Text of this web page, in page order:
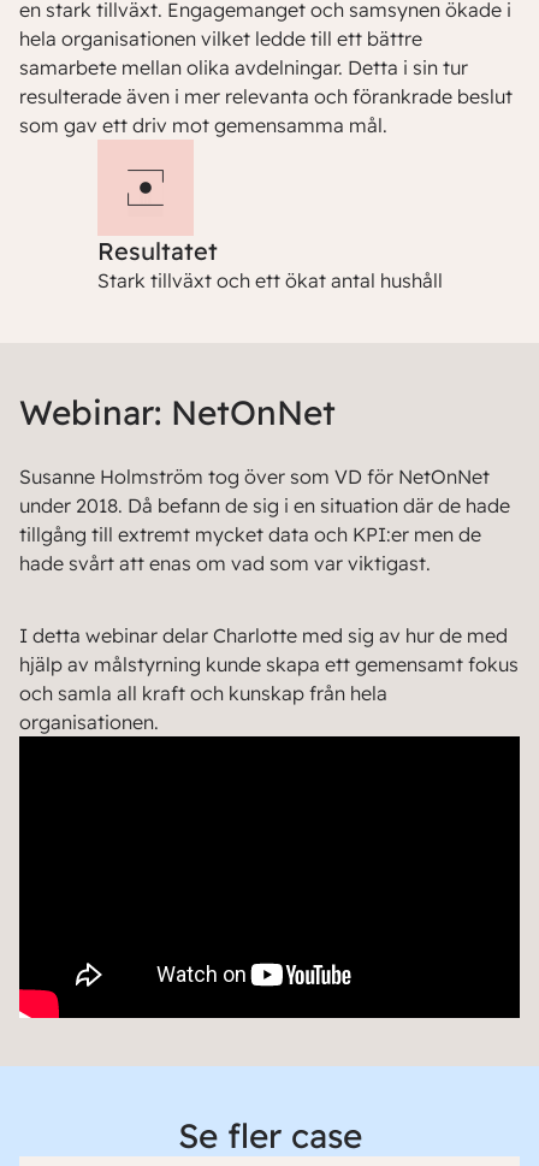
Resultatet
Stark tillväxt och ett ökat antal hushåll
en stark tillväxt. Engagemanget och samsynen ökade i
hela organisationen vilket ledde till ett bättre
samarbete mellan olika avdelningar. Detta i sin tur
resulterade även i mer relevanta och förankrade beslut
som gav ett driv mot gemensamma mål.
Webinar: NetOnNet
Susanne Holmström tog över som VD för NetOnNet
under 2018. Då befann de sig i en situation där de hade
tillgång till extremt mycket data och KPI:er men de
hade svårt att enas om vad som var viktigast.
I detta webinar delar Charlotte med sig av hur de med
hjälp av målstyrning kunde skapa ett gemensamt fokus
och samla all kraft och kunskap från hela
organisationen.
Se fler case